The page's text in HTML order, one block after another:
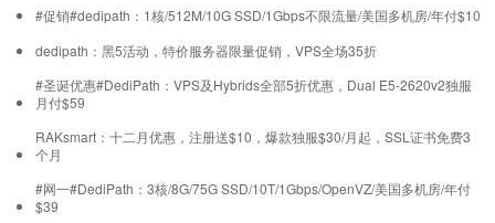
#促销#dedipath：1核/512M/10G SSD/1Gbps不限流量/美国多机房/年付$10
dedipath：黑5活动，特价服务器限量促销，VPS全场35折
#圣诞优惠#DediPath：VPS及Hybrids全部5折优惠，Dual E5-2620v2独服
月付$59
RAKsmart：十二月优惠，注册送$10，爆款独服$30/月起，SSL证书免费3
个月
#网一#DediPath：3核/8G/75G SSD/10T/1Gbps/OpenVZ/美国多机房/年付
$39